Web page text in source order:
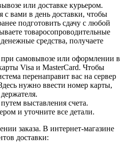
или доставке курьером.
с вами в день доставки, чтобы
подготовить сдачу с любой
товаросопроводительные
средства, получаете
самовывозе или оформлении в
Visa и MasterCard. Чтобы
перенаправит вас на сервер
нужно ввести номер карты,
выставления счета.
и уточните все детали.
заказа. В интернет-магазине
доставки: